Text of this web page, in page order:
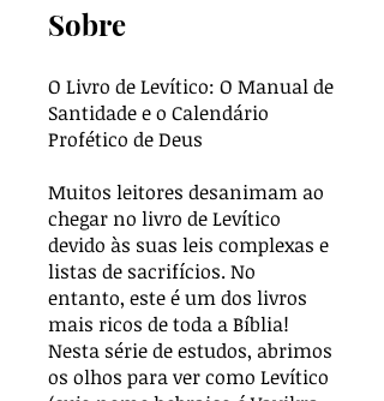
Sobre
O Livro de Levítico: O Manual de
Santidade e o Calendário
Profético de Deus
Muitos leitores desanimam ao
chegar no livro de Levítico
devido às suas leis complexas e
listas de sacrifícios. No
entanto, este é um dos livros
mais ricos de toda a Bíblia!
Nesta série de estudos, abrimos
os olhos para ver como Levítico